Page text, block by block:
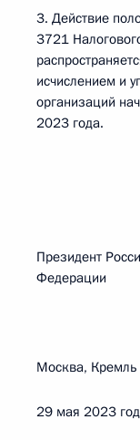
3. Действие
3721
исчислением и
организаций
2023 года.
Президент
Москва, Кремль
29 мая 2023